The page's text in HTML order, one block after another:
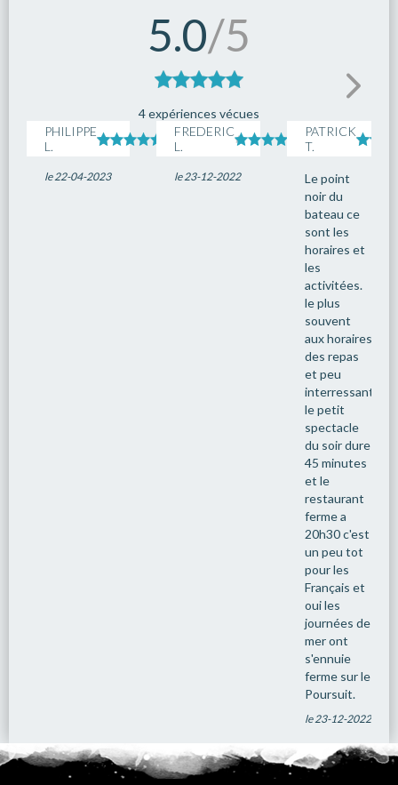
5.0/5
4 expériences vécues
PHILIPPE
L.
le 22-04-2023
FREDERIC
L.
le 23-12-2022
PATRICK
T.
Le point
noir du
bateau ce
sont les
horaires et
les
activitées.
le plus
souvent
aux horaires
des repas
et peu
interressantes.
le petit
spectacle
du soir dure
45 minutes
et le
restaurant
ferme a
20h30 c'est
un peu tot
pour les
Français et
oui les
journées de
mer ont
s'ennuie
ferme sur le
Poursuit.
le 23-12-2022